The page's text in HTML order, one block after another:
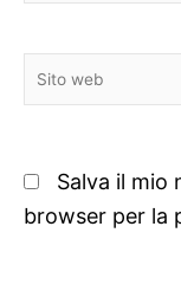
Sito
web
Salva il mio
browser per la